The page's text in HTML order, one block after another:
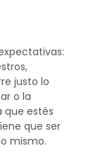
justo lo
o la
que estés
que ser
mismo.